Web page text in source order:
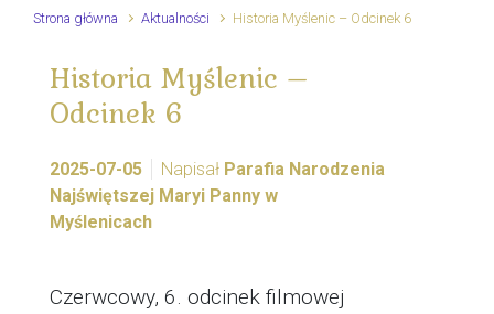
Strona główna Aktualności Historia Myślenic – Odcinek 6
Historia Myślenic –
Odcinek 6
2025-07-05 Napisał Parafia Narodzenia
Najświętszej Maryi Panny w
Myślenicach
Czerwcowy, 6. odcinek filmowej